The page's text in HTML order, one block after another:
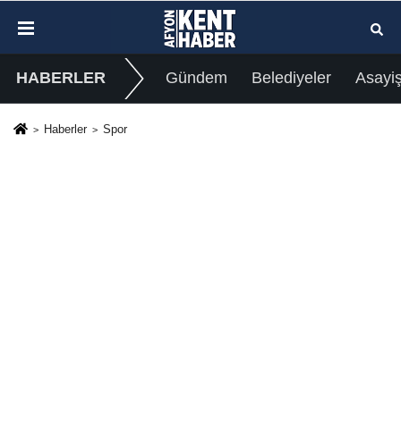
HABERLER Gündem Belediyeler
Haberler Spor